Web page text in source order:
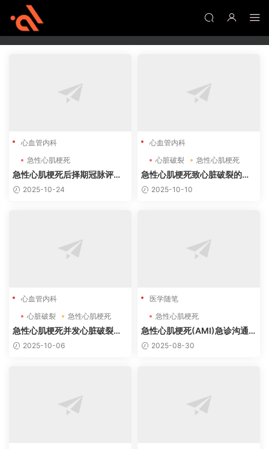
心血管内科
急性心肌梗死
急性心肌梗死后择期冠脉评估
与支架植入指南
2025-10-24
心血管内科
心脏破裂
急性心肌梗死
急性心肌梗死致心脏破裂的循
环维持策略及胸外按压可行性
2025-10-10
心血管内科
心脏破裂
急性心肌梗死
急性心肌梗死并发心脏破裂诊
疗指南精要
2025-10-06
医学随笔
急性心肌梗死
急性心肌梗死(AMI)急诊沟通
要点2025-08-30